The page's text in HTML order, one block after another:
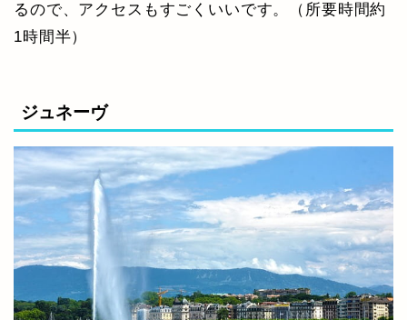
るので、アクセスもすごくいいです。（所要時間約
1時間半）
ジュネーヴ